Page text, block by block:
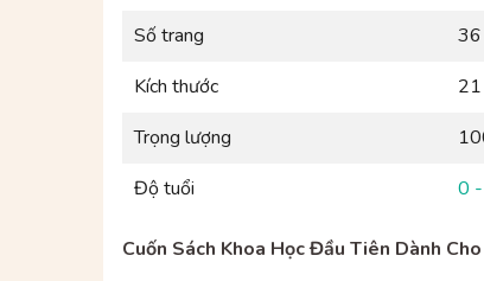
Số trang
36
Kích thước
Trọng lượng
Độ tuổi
0
Cuốn Sách Khoa Học Đầu Tiên Dành